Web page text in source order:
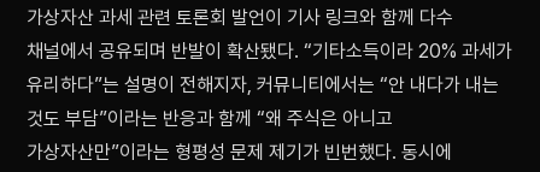
가상자산 과세 관련 토론회 발언이 기사 링크와 함께 다수
채널에서 공유되며 반발이 확산됐다. “기타소득이라 20% 과세가
유리하다”는 설명이 전해지자, 커뮤니티에서는 “안 내다가 내는
것도 부담”이라는 반응과 함께 “왜 주식은 아니고
가상자산만”이라는 형평성 문제 제기가 빈번했다. 동시에